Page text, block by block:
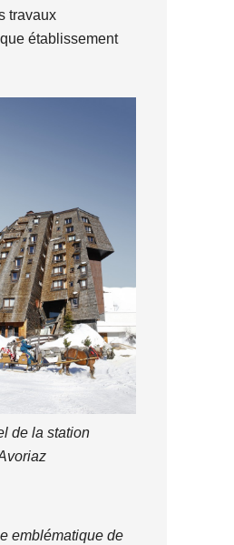
travaux
établissement
de la station
emblématique de